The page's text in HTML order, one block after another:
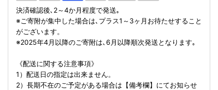
決済確認後､2～4か月程度で発送｡
※ご寄附が集中した場合は､プラス1～3ヶ月お待たせすること
がございます。
※2025年4月以降のご寄附は､6月以降順次発送となります｡
《配送に関する注意事項》
1）配送日の指定は出来ません。
2）長期不在のご予定がある場合は【備考欄】にてお知らせ